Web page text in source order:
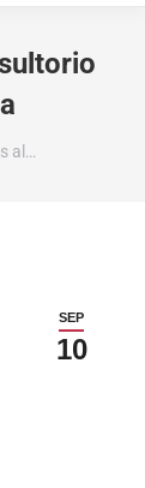
al…
SEP
10